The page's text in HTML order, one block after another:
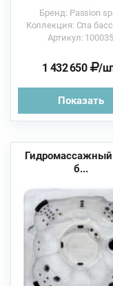
Бренд: Passion
Коллекция: Спа
Артикул: 100035
1 432 650 /
Показать
б...